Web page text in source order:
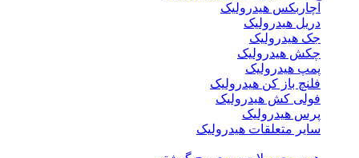
آچاربکس هیدرولیک
دریل هیدرولیک
جک هیدرولیک
چکش هیدرولیک
پمپ هیدرولیک
فلنچ باز کن هیدرولیک
فولی کش هیدرولیک
پرس هیدرولیک
سایر متعلقات هیدرولیک